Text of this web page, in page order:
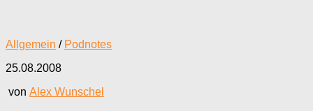
Allgemein / Podnotes
25.08.2008
von Alex Wunschel